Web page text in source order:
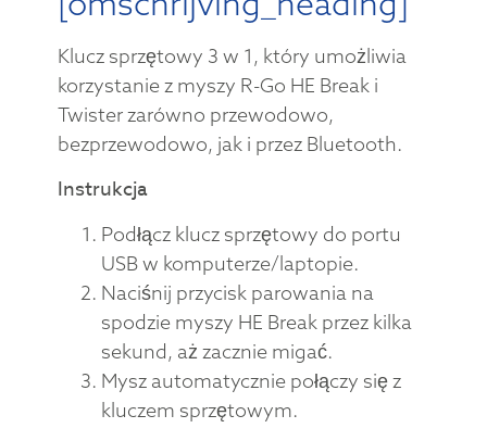
Klucz sprzętowy 3 w 1, który umożliwia
korzystanie z myszy R-Go HE Break i
Twister zarówno przewodowo,
bezprzewodowo, jak i przez Bluetooth.
Instrukcja
Podłącz klucz sprzętowy do portu
USB w komputerze/laptopie.
Naciśnij przycisk parowania na
spodzie myszy HE Break przez kilka
sekund, aż zacznie migać.
Mysz automatycznie połączy się z
kluczem sprzętowym.